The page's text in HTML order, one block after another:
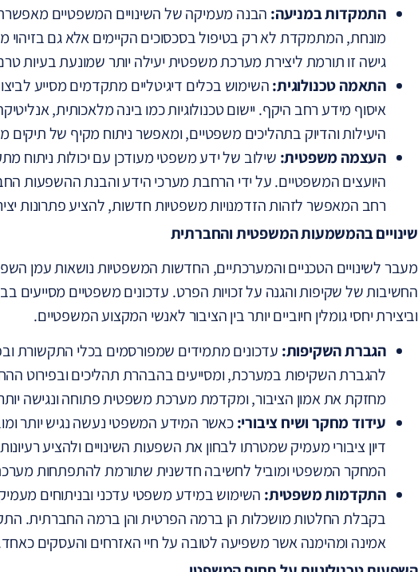
התמקדות במניעה: הבנה מעמיקה של השינויים המשפטיים
מונחת, המתמקדת לא רק בטיפול בסכסוכים הקיימים אלא גם בזיהוי
גישה זו תורמת ליצירת מערכת משפטית יעילה יותר שמונעת בעיות
התאמה טכנולוגית:השימוש בכלים דיגיטליים מתקדמים מסייע
איסוף מידע רחב היקף. יישום טכנולוגיות כמו בינה מלאכותית,
היעילות והדיוק בתהליכים משפטיים, ומאפשר ניתוח מקיף של תיקים
העצמה משפטית: שילוב של ידע משפטי מעודכן עם יכולות ניתוח
היועצים המשפטיים. על ידי הרחבת מערכי הידע והבנת ההשפעות
רחב המאפשר לזהות הזדמנויות משפטיות חדשות, להציע פתרונות
שינויים בהמשמעות המשפטית והחברתית
מעבר לשינויים הטכניים והמערכתיים, החדשות המשפטיות נושאות עמן
החשיבות של שקיפות והגנה על זכויות הפרט. עדכונים משפטיים מסייעים
וביצירת יחסי גומלין חיוביים יותר בין הציבור לאנשי המקצוע המשפטיים.
הגברת השקיפות: עדכונים מתמידים שמפורסמים בכלי התקשורת
להגברת השקיפות במערכת, ומסייעים בהבהרת תהליכים ובפירוט
מחזקת את אמון הציבור, ומקדמת מערכת משפטית פתוחה ונגישה
עידוד מחקר ושיח ציבורי:כאשר המידע המשפטי נעשה נגיש יותר
דיון ציבורי מעמיק שמטרתו לבחון את השפעות השינויים ולהציע
המחקר המשפטי ומוביל לחשיבה חדשנית שתורמת להתפתחות
התקדמות משפטית: השימוש במידע משפטי עדכני ובניתוחים
בקבלת החלטות מושכלות הן ברמה הפרטית והן ברמה החברתית.
אמינה ומהימנה אשר משפיעה לטובה על חיי האזרחים והעסקים